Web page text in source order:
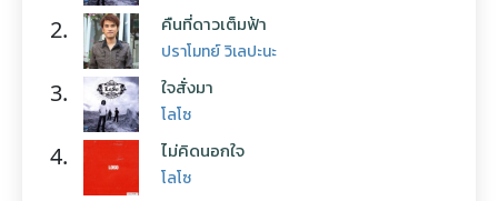
2. คืนที่ดาวเต็มฟ้า
ปราโมทย์ วิเลปะนะ
3. ใจสั่งมา
โลโซ
4. ไม่คิดนอกใจ
โลโซ